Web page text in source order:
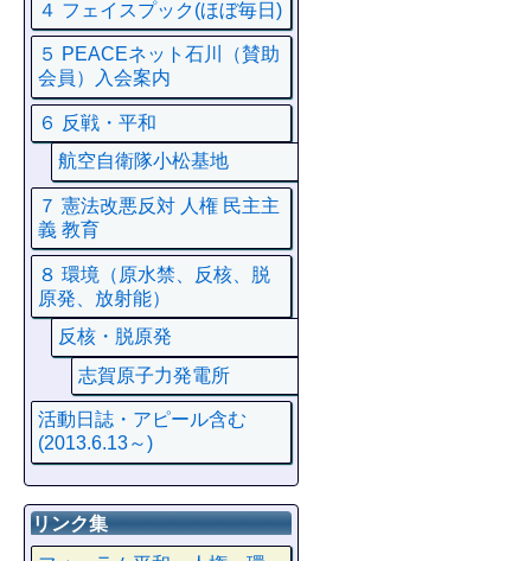
４ フェイスプック(ほぼ毎日)
５ PEACEネット石川（賛助
会員）入会案内
６ 反戦・平和
航空自衛隊小松基地
７ 憲法改悪反対 人権 民主主
義 教育
８ 環境（原水禁、反核、脱
原発、放射能）
反核・脱原発
志賀原子力発電所
活動日誌・アピール含む
(2013.6.13～)
リンク集